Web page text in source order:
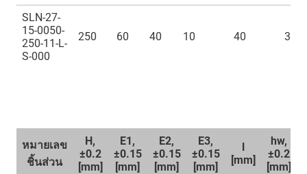
SLN-27-
15-0050-
250-11-L-
S-000
250 60 40 10 40 300
หมายเลข
ชิ้นส่วน
H,
±0.2
[mm]
E1,
±0.15
[mm]
E2,
±0.15
[mm]
E3,
±0.15
[mm]
l
[mm]
hw,
±0.2
[mm]